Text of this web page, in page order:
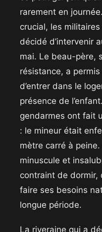
rarement en
crucial, les
décidé d’intervenir
mai. Le beau-père,
résistance, a
d’entrer dans le
présence de
gendarmes ont fait
: le mineur était
mètre carré à peine.
minuscule et
contraint de dormir,
faire ses besoins
longue période.
​La riveraine qui a